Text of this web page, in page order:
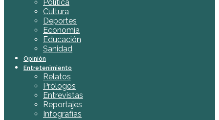
Política
Cultura
Deportes
Economía
Educación
Sanidad
Opinión
Entretenimiento
Relatos
Prólogos
Entrevistas
Reportajes
Infografías